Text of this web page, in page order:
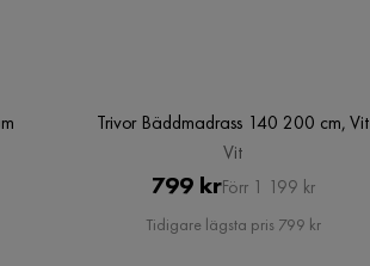
Trivor Bäddmadrass 140 200 cm, Vit
Vit
Pris
799 kr Original
Pris
Förr 1 199 kr
Tidigare lägsta pris 799 kr